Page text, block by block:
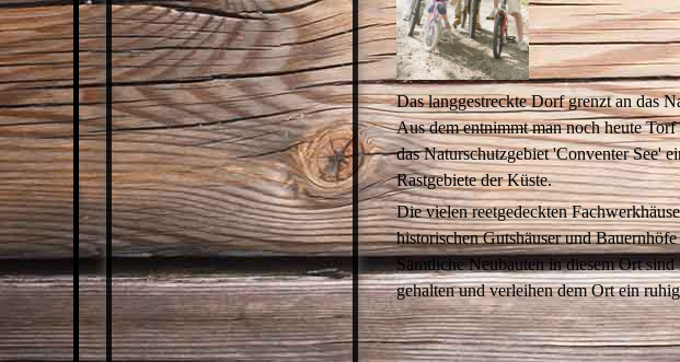
Das langgestreckte Dorf grenzt an das
Aus dem entnimmt man noch heute
das Naturschutzgebiet 'Conventer See'
Rastgebiete der Küste.
Die vielen reetgedeckten
historischen Gutshäuser und
Sämtliche Neubauten in diesem Ort
gehalten und verleihen dem Ort ein